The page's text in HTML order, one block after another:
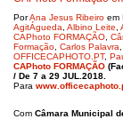
PorAna Jesus Ribeiro em
AgitÁgueda Albino Leite
CAPhoto FORMAÇÃO
Formação Carlos Palavra
OFFICECAPHOTO.PT,
CAPhoto FORMAÇÃO
/ De 7 a 29 JUL.2018.
Para
Com Câmara Municipal